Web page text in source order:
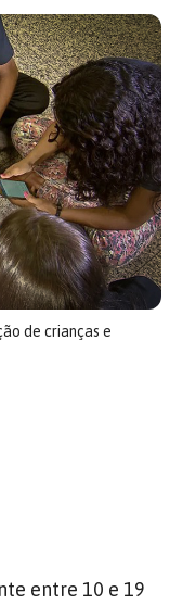
de crianças e
entre 10 e 19